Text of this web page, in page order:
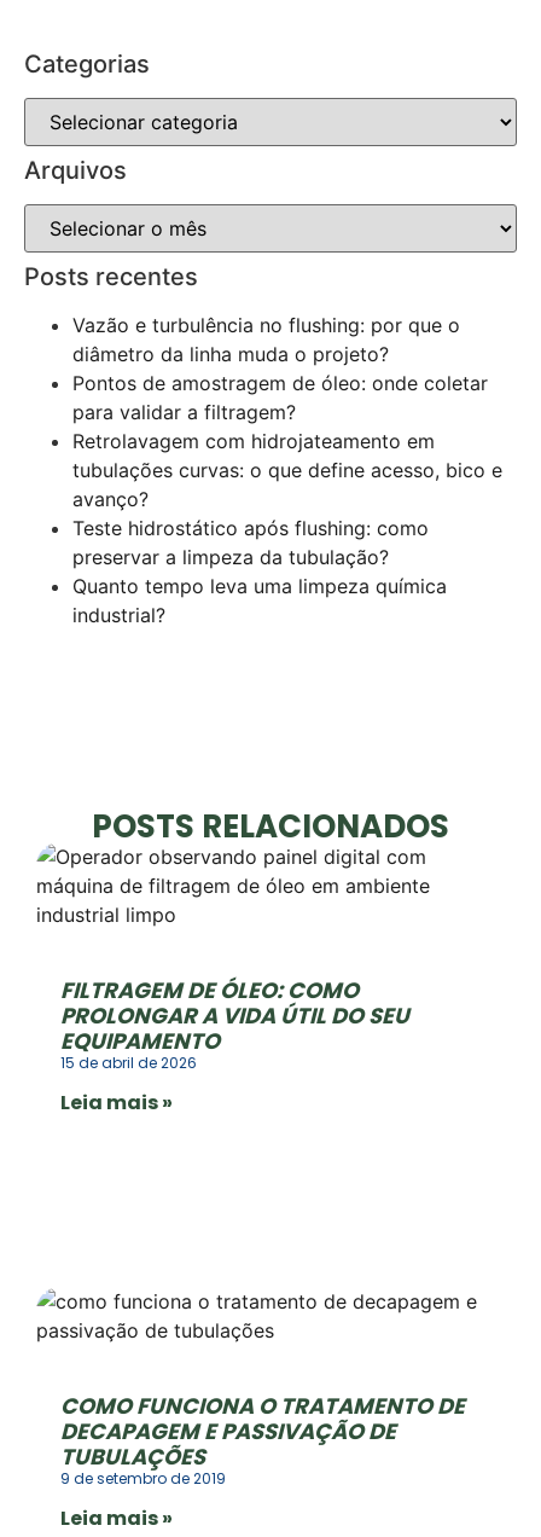
Categorias
Arquivos
Posts recentes
Vazão e turbulência no flushing: por que o
diâmetro da linha muda o projeto?
Pontos de amostragem de óleo: onde coletar
para validar a filtragem?
Retrolavagem com hidrojateamento em
tubulações curvas: o que define acesso, bico e
avanço?
Teste hidrostático após flushing: como
preservar a limpeza da tubulação?
Quanto tempo leva uma limpeza química
industrial?
POSTS RELACIONADOS
FILTRAGEM DE ÓLEO: COMO
PROLONGAR A VIDA ÚTIL DO SEU
EQUIPAMENTO
15 de abril de 2026
Leia mais »
COMO FUNCIONA O TRATAMENTO DE
DECAPAGEM E PASSIVAÇÃO DE
TUBULAÇÕES
9 de setembro de 2019
Leia mais »